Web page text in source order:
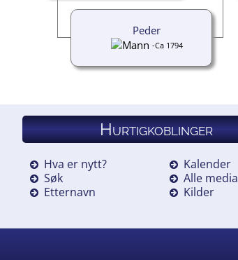
Peder
-Ca 1794
Hurtigkoblinger
Hva er nytt?
Søk
Etternavn
Kalender
Alle media
Kilder